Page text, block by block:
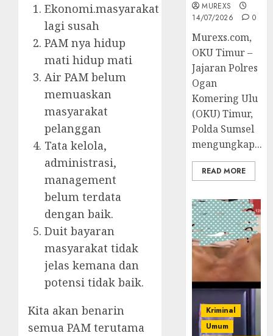
Ekonomi.masyarakat
lagi susah
PAM nya hidup
mati hidup mati
Air PAM belum
memuaskan
masyarakat
pelanggan
Tata kelola,
administrasi,
management
belum terdata
dengan baik.
Duit bayaran
masyarakat tidak
jelas kemana dan
potensi tidak baik.
Kita akan benarin
semua PAM terutama
MUREXS
14/07/2026
0
Murexs.com,
OKU Timur –
Jajaran Polres
Ogan
Komering Ulu
(OKU) Timur,
Polda Sumsel
mengungkap...
READ MORE
Kriminal
Umum